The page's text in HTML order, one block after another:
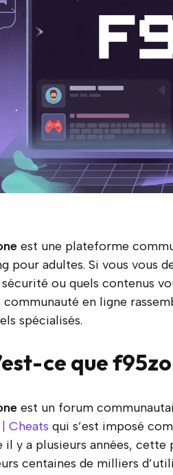
est une plateforme
pour adultes. Si vous vous
ou quels contenus
en ligne
spécialisés.
ce que
est un forum
Cheats qui s’est imposé
il y a plusieurs années,
centaines de milliers